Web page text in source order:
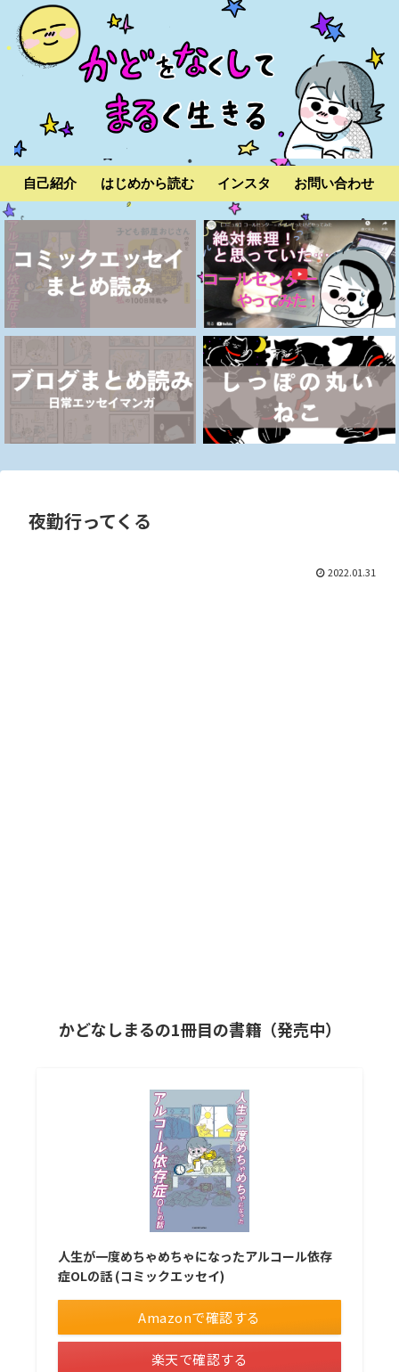
自己紹介 はじめから読む インスタ お問い合わせ
夜勤行ってくる
2022.01.31
かどなしまるの1冊目の書籍（発売中）
人生が一度めちゃめちゃになったアルコール依存
症OLの話 (コミックエッセイ)
Amazonで確認する
楽天で確認する